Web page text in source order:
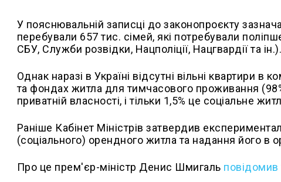
У пояснювальній записці до законопроєкту
перебували 657 тис. сімей, які потребували
СБУ, Служби розвідки, Нацполіції, Нацгвардії та ін.).
Однак наразі в Україні відсутні вільні квартири
та фондах житла для тимчасового проживання
приватній власності, і тільки 1,5% це соціальне
Раніше Кабінет Міністрів затвердив
(соціального) орендного житла та надання його в
Про це прем'єр-міністр Денис Шмигаль повідомив